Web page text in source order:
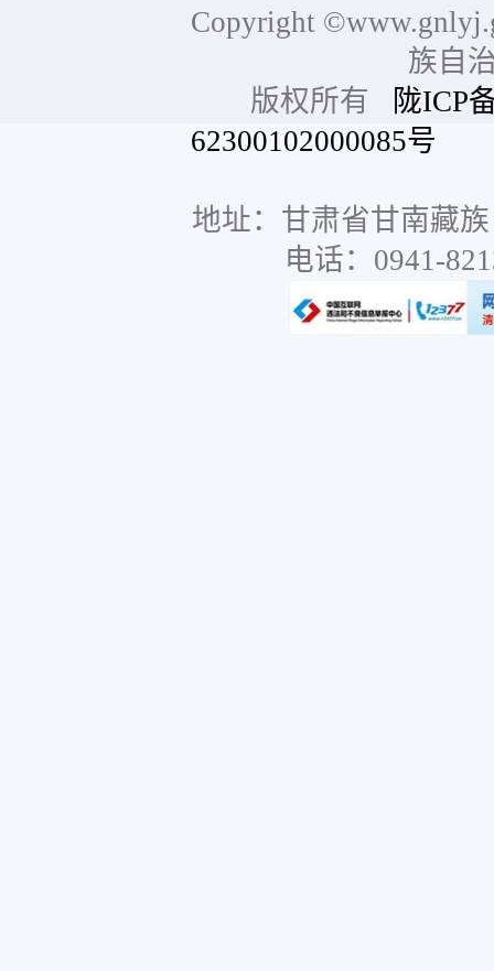
Copyright
族自
版权所有
陇ICP
62300102000085号
地址：甘肃省甘南藏
电话：0941-